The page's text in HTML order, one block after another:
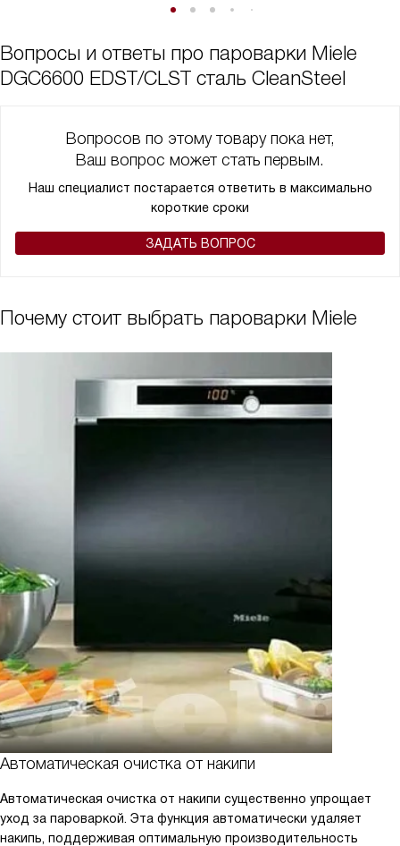
Вопросы и ответы про пароварки Miele
DGC6600 EDST/CLST сталь CleanSteel
Вопросов по этому товару пока нет,
Ваш вопрос может стать первым.
Наш специалист постарается ответить в максимально
короткие сроки
ЗАДАТЬ ВОПРОС
Почему стоит выбрать пароварки Miele
Автоматическая очистка от накипи
Автоматическая очистка от накипи существенно упрощает
уход за пароваркой. Эта функция автоматически удаляет
накипь, поддерживая оптимальную производительность